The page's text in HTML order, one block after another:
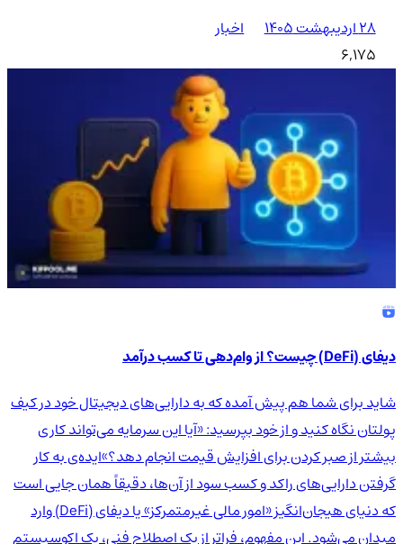
۲۸ اردیبهشت ۱۴۰۵
اخبار
6,175
دیفای (DeFi) چیست؟ از وام‌دهی تا کسب درآمد
شاید برای شما هم پیش آمده که به دارایی‌های دیجیتال خود در کیف
پولتان نگاه کنید و از خود بپرسید: «آیا این سرمایه می‌تواند کاری
بیشتر از صبر کردن برای افزایش قیمت انجام دهد؟»ایده‌ی به کار
گرفتن دارایی‌های راکد و کسب سود از آن‌ها، دقیقاً همان جایی است
که دنیای هیجان‌انگیز «امور مالی غیرمتمرکز» یا دیفای (DeFi) وارد
میدان می‌شود. این مفهوم، فراتر از یک اصطلاح فنی، یک اکوسیستم